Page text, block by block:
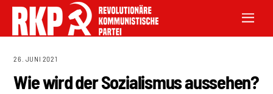
26. JUNI 2021
Wie wird der Sozialismus aussehen?